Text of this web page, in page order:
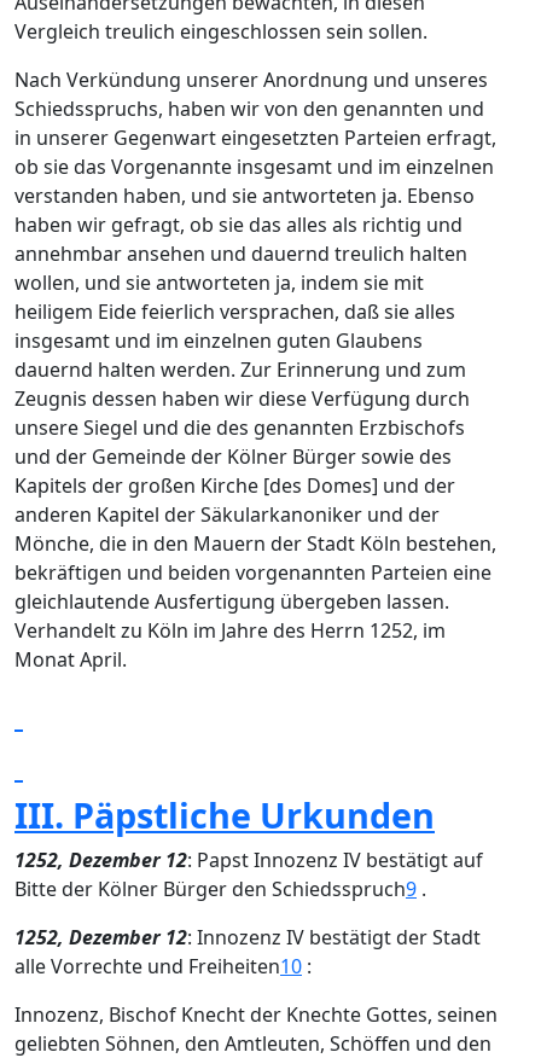
Vergleich treulich eingeschlossen sein sollen.
Nach Verkündung unserer Anordnung und unseres
Schiedsspruchs, haben wir von den genannten und
in unserer Gegenwart eingesetzten Parteien erfragt,
ob sie das Vorgenannte insgesamt und im einzelnen
verstanden haben, und sie antworteten ja. Ebenso
haben wir gefragt, ob sie das alles als richtig und
annehmbar ansehen und dauernd treulich halten
wollen, und sie antworteten ja, indem sie mit
heiligem Eide feierlich versprachen, daß sie alles
insgesamt und im einzelnen guten Glaubens
dauernd halten werden. Zur Erinnerung und zum
Zeugnis dessen haben wir diese Verfügung durch
unsere Siegel und die des genannten Erzbischofs
und der Gemeinde der Kölner Bürger sowie des
Kapitels der großen Kirche [des Domes] und der
anderen Kapitel der Säkularkanoniker und der
Mönche, die in den Mauern der Stadt Köln bestehen,
bekräftigen und beiden vorgenannten Parteien eine
gleichlautende Ausfertigung übergeben lassen.
Verhandelt zu Köln im Jahre des Herrn 1252, im
Monat April.
III. Päpstliche Urkunden
1252, Dezember 12: Papst Innozenz IV bestätigt auf
Bitte der Kölner Bürger den Schiedsspruch9 .
1252, Dezember 12: Innozenz IV bestätigt der Stadt
alle Vorrechte und Freiheiten10 :
Innozenz, Bischof Knecht der Knechte Gottes, seinen
geliebten Söhnen, den Amtleuten, Schöffen und den